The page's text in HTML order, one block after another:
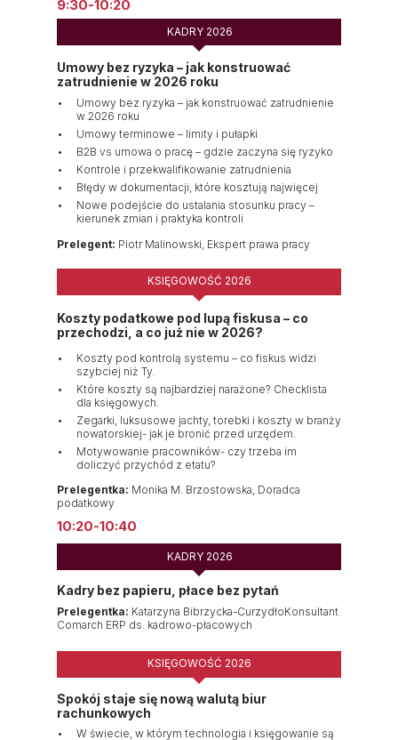
Umowy bez ryzyka – jak konstruować
zatrudnienie w 2026 roku
Koszty podatkowe pod lupą fiskusa – co
przechodzi, a co już nie w 2026?
9:30-10:20
Koszty pod kontrolą systemu – co fiskus widzi
szybciej niż Ty.
Które koszty są najbardziej narażone? Checklista
dla księgowych.
Zegarki, luksusowe jachty, torebki i koszty w branży
nowatorskiej- jak je bronić przed urzędem.
Motywowanie pracowników- czy trzeba im
doliczyć przychód z etatu?
Umowy bez ryzyka – jak konstruować zatrudnienie
w 2026 roku
Umowy terminowe – limity i pułapki
B2B vs umowa o pracę – gdzie zaczyna się ryzyko
Kontrole i przekwalifikowanie zatrudnienia
Błędy w dokumentacji, które kosztują najwięcej
Nowe podejście do ustalania stosunku pracy –
kierunek zmian i praktyka kontroli
KADRY 2026
KSIĘGOWOŚĆ 2026
Prelegent: Piotr Malinowski, Ekspert prawa pracy
Prelegentka: Monika M. Brzostowska, Doradca
podatkowy
Prelegentka: Katarzyna Bibrzycka-CurzydłoKonsultant
Comarch ERP ds. kadrowo-płacowych
W świecie, w którym technologia i księgowanie są
10:20-10:40
Spokój staje się nową walutą biur
rachunkowych
Kadry bez papieru, płace bez pytań
KSIĘGOWOŚĆ 2026
KADRY 2026